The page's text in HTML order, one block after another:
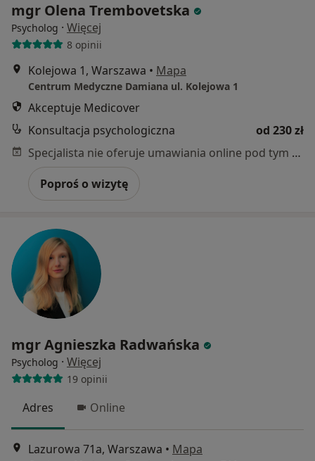
mgr Olena Trembovetska
Psycholog · Więcej
8 opinii
Kolejowa 1, Warszawa • Mapa
Centrum Medyczne Damiana ul. Kolejowa 1
Akceptuje Medicover
Konsultacja psychologiczna
od 230 zł
Specjalista nie oferuje umawiania online pod tym adresem.
Poproś o wizytę
mgr Agnieszka Radwańska
Psycholog · Więcej
19 opinii
Adres Online
Lazurowa 71a, Warszawa • Mapa